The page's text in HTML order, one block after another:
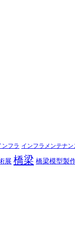
ンフラ インフラメンテナ
展 橋梁 橋梁模型製